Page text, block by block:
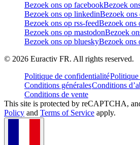
Bezoek ons op facebookBezoek
Bezoek ons op linkedinBezoek ons
Bezoek ons op rss-feedBezoek ons
Bezoek ons op mastodonBezoek
Bezoek ons op blueskyBezoek ons
© 2026 Euractiv FR. All rights reserved.
Politique de confidentialitéPolitique
Conditions généralesConditions
Conditions de vente
This site is protected by reCAPTCHA,
Policy and Terms of Service apply.